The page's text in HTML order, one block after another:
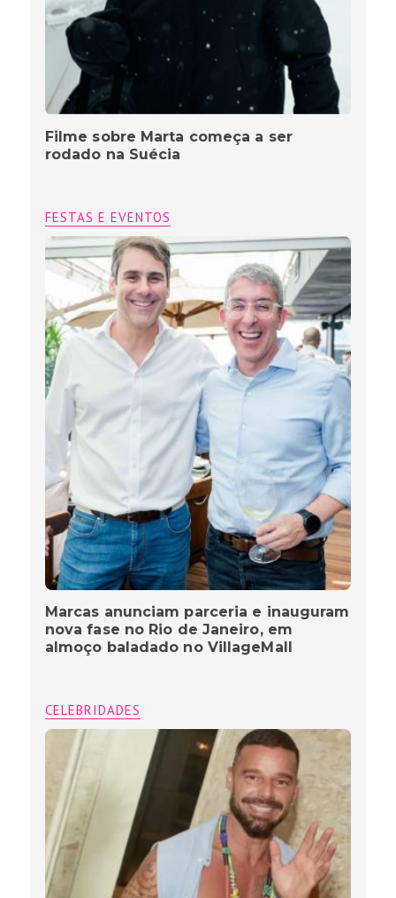
Filme sobre Marta começa a ser
rodado na Suécia
FESTAS E EVENTOS
Marcas anunciam parceria e inauguram
nova fase no Rio de Janeiro, em
almoço baladado no VillageMall
CELEBRIDADES